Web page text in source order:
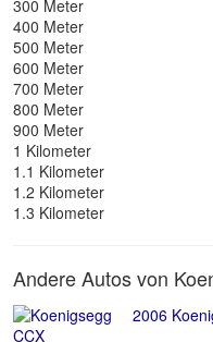
300 Meter
400 Meter
500 Meter
600 Meter
700 Meter
800 Meter
900 Meter
1 Kilometer
1.1 Kilometer
1.2 Kilometer
1.3 Kilometer
Andere Autos von
2006